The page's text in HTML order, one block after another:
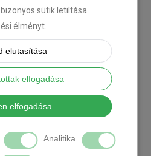
sütik letiltása
élményt.
elutasítása
elfogadása
elfogadása
Analitika